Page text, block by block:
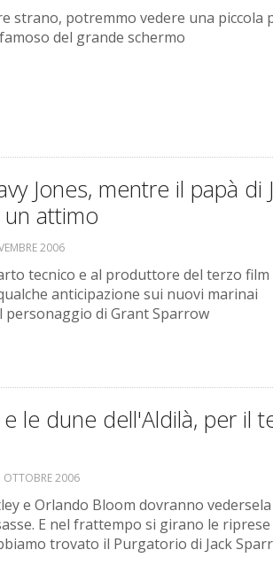
strano, potremmo vedere una piccola
del grande schermo
Jones, mentre il papà di
attimo
2006
tecnico e al produttore del terzo film
anticipazione sui nuovi marinai
personaggio di Grant Sparrow
le dune dell'Aldilà, per il
OTTOBRE 2006
e Orlando Bloom dovranno
E nel frattempo si girano le riprese
trovato il Purgatorio di Jack